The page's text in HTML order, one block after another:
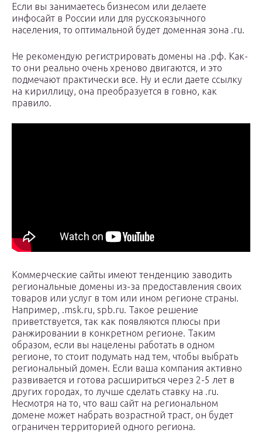
Если вы занимаетесь бизнесом или делаете
инфосайт в России или для русскоязычного
населения, то оптимальной будет доменная зона .ru.
Не рекомендую регистрировать домены на .рф. Как-
то они реально очень хреново двигаются, и это
подмечают практически все. Ну и если даете ссылку
на кириллицу, она преобразуется в говно, как
правило.
Коммерческие сайты имеют тенденцию заводить
региональные домены из-за предоставления своих
товаров или услуг в том или ином регионе страны.
Например, .msk.ru, spb.ru. Такое решение
приветствуется, так как появляются плюсы при
ранжировании в конкретном регионе. Таким
образом, если вы нацелены работать в одном
регионе, то стоит подумать над тем, чтобы выбрать
региональный домен. Если ваша компания активно
развивается и готова расшириться через 2-5 лет в
других городах, то лучше сделать ставку на .ru.
Несмотря на то, что ваш сайт на региональном
домене может набрать возрастной траст, он будет
ограничен территорией одного региона.